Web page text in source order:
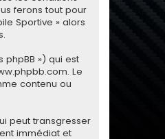
ferons tout pour
Sportive » alors
phpBB ») qui est
. Le
contenu ou
peut transgresser
immédiat et